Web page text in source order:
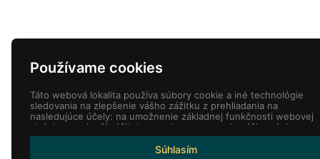
Používame cookies
Táto webová lokalita používa súbory cookie a iné technológie
sledovania na zlepšenie vášho zážitku z prehliadania na
nasledujúce účely: na umožnenie základnej funkčnosti webovej
stránky
pre lepší zážitok na webe
na meranie vášho záujmu o
naše produkty a služby a na prispôsobenie marketingových
na zobrazovanie reklám ktoré sú pre vás
Súhlasím